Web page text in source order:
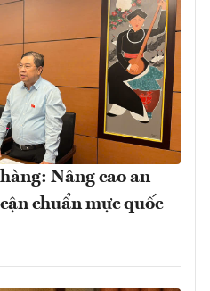
Nâng cao an
chuẩn mực quốc